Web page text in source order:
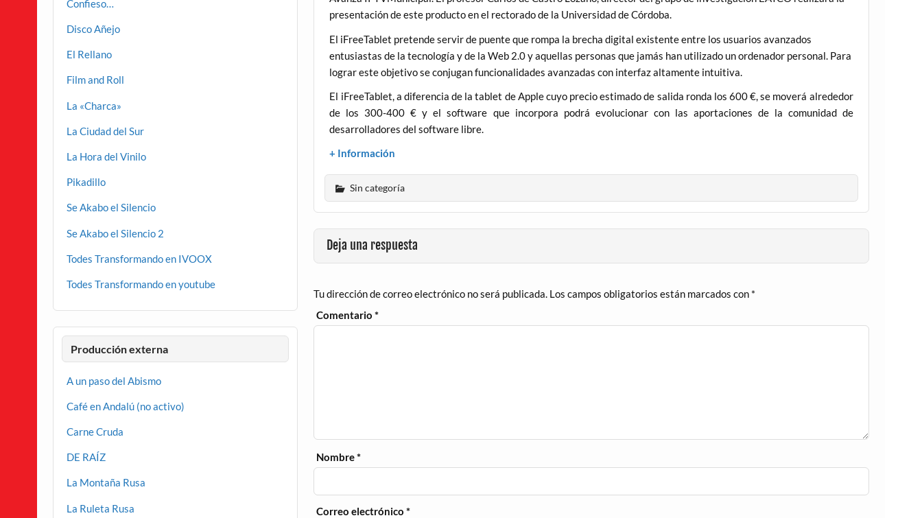
presentación de este producto en el rectorado de la Universidad de Córdoba.
El iFreeTablet pretende servir de puente que rompa la brecha digital existente entre los usuarios avanzados
entusiastas de la tecnología y de la Web 2.0 y aquellas personas que jamás han utilizado un ordenador personal. Para
lograr este objetivo se conjugan funcionalidades avanzadas con interfaz altamente intuitiva.
El iFreeTablet, a diferencia de la tablet de Apple cuyo precio estimado de salida ronda los 600 €, se moverá alrededor
de los 300-400 € y el software que incorpora podrá evolucionar con las aportaciones de la comunidad de
desarrolladores del software libre.
+ Información
Sin categoría
Deja una respuesta
Tu dirección de correo electrónico no será publicada. Los campos obligatorios están marcados con *
Comentario*
Nombre*
Correo electrónico*
Confieso…
Disco Añejo
El Rellano
Film and Roll
La «Charca»
La Ciudad del Sur
La Hora del Vinilo
Pikadillo
Se Akabo el Silencio
Se Akabo el Silencio 2
Todes Transformando en IVOOX
Todes Transformando en youtube
Producción externa
A un paso del Abismo
Café en Andalú (no activo)
Carne Cruda
DE RAÍZ
La Montaña Rusa
La Ruleta Rusa